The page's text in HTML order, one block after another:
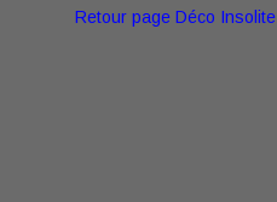
Retour page Déco Insolite